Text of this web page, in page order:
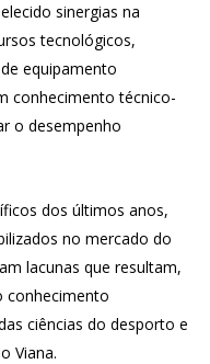
sinergias na
tecnológicos,
equipamento
conhecimento técnico-
o desempenho
dos últimos anos,
no mercado do
lacunas que resultam,
conhecimento
ciências do desporto e
Viana.